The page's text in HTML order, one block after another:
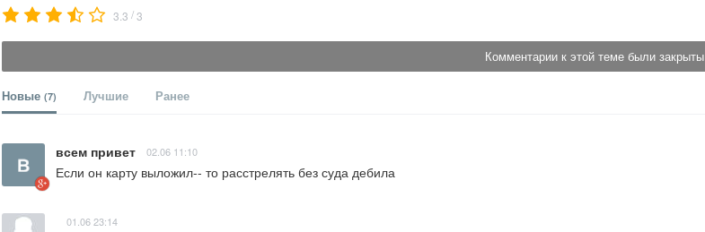
3.3 /3
Комментарии к этой теме были закрыты
Новые (7) Лучшие Ранее
всем привет 02.06 11:10
Если он карту выложил-- то расстрелять без суда дебила
01.06 23:14